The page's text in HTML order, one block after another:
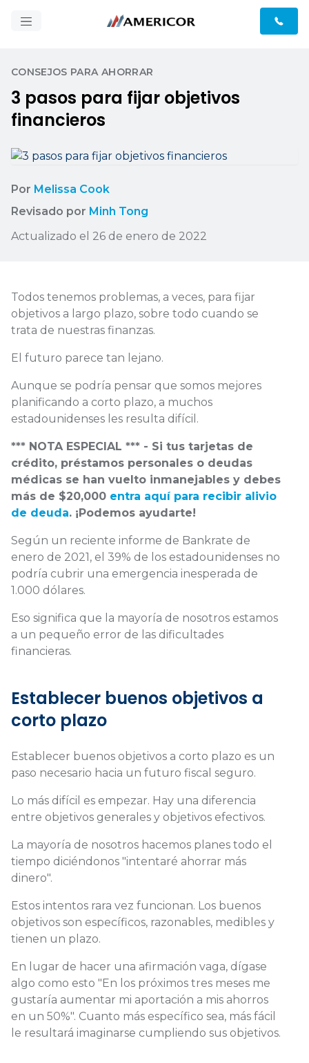
CONSEJOS PARA AHORRAR
3 pasos para fijar objetivos
financieros
Por Melissa Cook
Revisado por Minh Tong
Actualizado el 26 de enero de 2022
Todos tenemos problemas, a veces, para fijar
objetivos a largo plazo, sobre todo cuando se
trata de nuestras finanzas.
El futuro parece tan lejano.
Aunque se podría pensar que somos mejores
planificando a corto plazo, a muchos
estadounidenses les resulta difícil.
*** NOTA ESPECIAL *** - Si tus tarjetas de
crédito, préstamos personales o deudas
médicas se han vuelto inmanejables y debes
más de $20,000 entra aquí para recibir alivio
de deuda. ¡Podemos ayudarte!
Según un reciente informe de Bankrate de
enero de 2021, el 39% de los estadounidenses no
podría cubrir una emergencia inesperada de
1.000 dólares.
Eso significa que la mayoría de nosotros estamos
a un pequeño error de las dificultades
financieras.
Establecer buenos objetivos a
corto plazo
Establecer buenos objetivos a corto plazo es un
paso necesario hacia un futuro fiscal seguro.
Lo más difícil es empezar. Hay una diferencia
entre objetivos generales y objetivos efectivos.
La mayoría de nosotros hacemos planes todo el
tiempo diciéndonos "intentaré ahorrar más
dinero".
Estos intentos rara vez funcionan. Los buenos
objetivos son específicos, razonables, medibles y
tienen un plazo.
En lugar de hacer una afirmación vaga, dígase
algo como esto "En los próximos tres meses me
gustaría aumentar mi aportación a mis ahorros
en un 50%". Cuanto más específico sea, más fácil
le resultará imaginarse cumpliendo sus objetivos.